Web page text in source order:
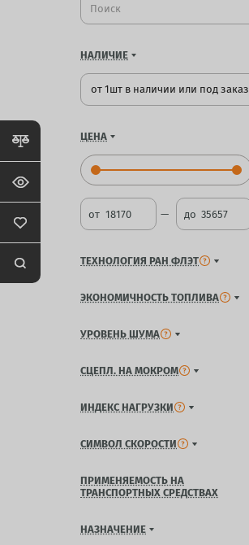
НАЛИЧИЕ
от 1шт в наличии или под заказ
ЦЕНА
от до
ТЕХНОЛОГИЯ РАН ФЛЭТ
ЭКОНОМИЧНОСТЬ ТОПЛИВА
УРОВЕНЬ ШУМА
СЦЕПЛ. НА МОКРОМ
ИНДЕКС НАГРУЗКИ
СИМВОЛ СКОРОСТИ
ПРИМЕНЯЕМОСТЬ НА
ТРАНСПОРТНЫХ СРЕДСТВАХ
НАЗНАЧЕНИЕ